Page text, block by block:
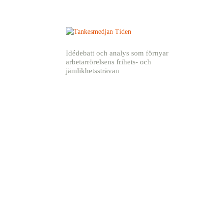
Idédebatt och analys som förnyar
arbetarrörelsens frihets- och
jämlikhetssträvan